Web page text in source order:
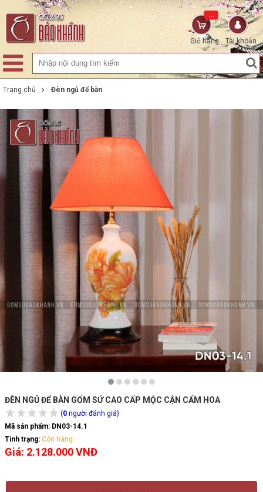
Tài khoản
Giỏ hàng
...
Trang chủ Đèn ngủ để bàn
ĐÈN NGỦ ĐỂ BÀN GỐM SỨ CAO CẤP MỘC CẬN CẨM HOA
(0 người đánh giá)
Mã sản phẩm: DN03-14.1
Tình trạng: Còn hàng
Giá: 2.128.000 VNĐ